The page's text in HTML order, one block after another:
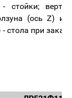
стойки;
(ось Z) и
стола при